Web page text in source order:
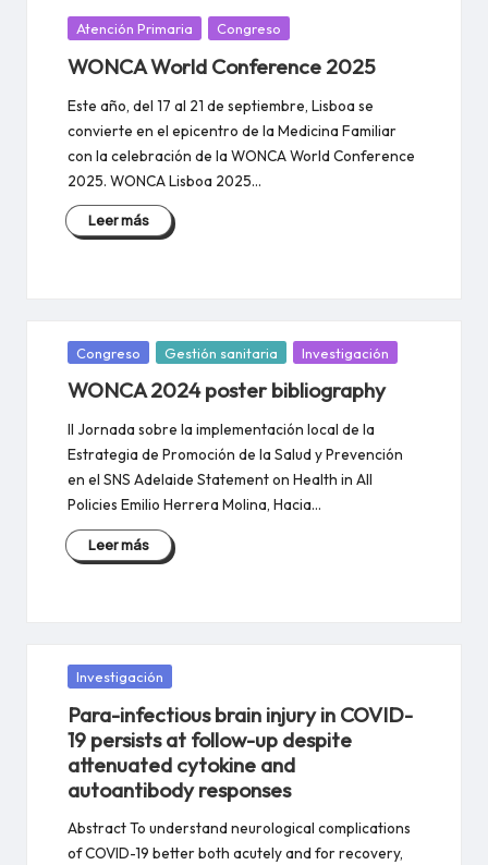
Publicada
Atención Primaria Congreso
WONCA World Conference 2025
Este año, del 17 al 21 de septiembre, Lisboa se
convierte en el epicentro de la Medicina Familiar
con la celebración de la WONCA World Conference
2025. WONCA Lisboa 2025…
Leer más
Publicada
Congreso Gestión sanitaria Investigación
WONCA 2024 poster bibliography
II Jornada sobre la implementación local de la
Estrategia de Promoción de la Salud y Prevención
en el SNS Adelaide Statement on Health in All
Policies Emilio Herrera Molina, Hacia…
Leer más
Publicada
Investigación
Para-infectious brain injury in COVID-
19 persists at follow-up despite
attenuated cytokine and
autoantibody responses
Abstract To understand neurological complications
of COVID-19 better both acutely and for recovery,